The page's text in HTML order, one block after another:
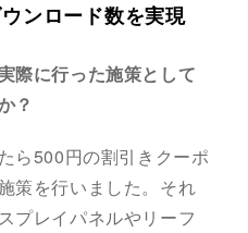
ンロード数を実現
に行った施策として
？
ら500円の割引きクーポ
策を行いました。それ
プレイパネルやリーフ